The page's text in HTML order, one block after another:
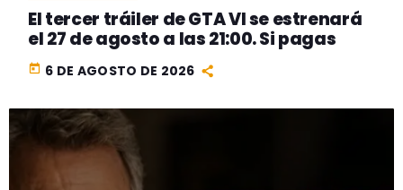
El tercer tráiler de GTA VI se estrenará
el 27 de agosto a las 21:00. Si pagas
today 6 DE AGOSTO DE 2026